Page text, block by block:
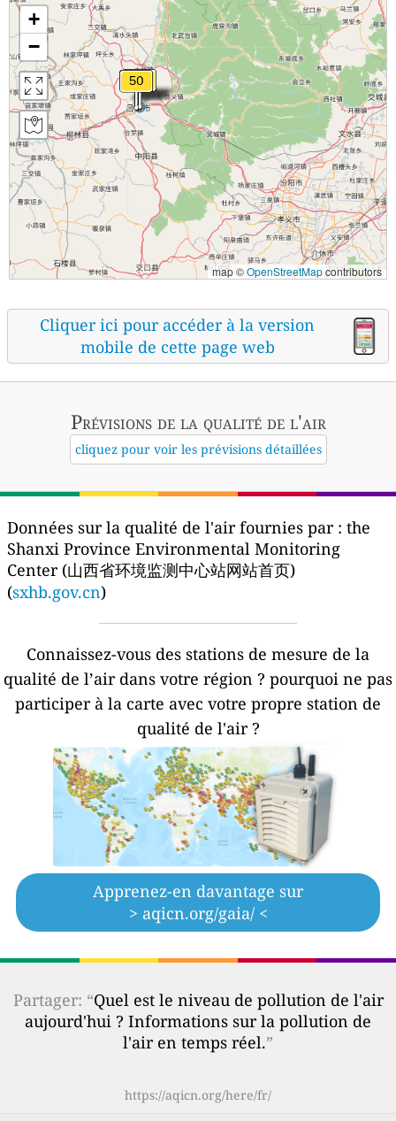
+
−
map ©OpenStreetMapcontributors
Cliquer ici pour accéder à la version
mobile de cette page web
Prévisionsde la qualité de l'air
cliquez pour voir les prévisions détaillées
Données sur la qualité de l'air fournies par : the
Shanxi Province Environmental Monitoring
Center (山西省环境监测中心站网站首页)
(sxhb.gov.cn)
Connaissez-vous des stations de mesure de la
qualité de l’air dans votre région ? pourquoi ne pas
participer à la carte avec votre propre station de
qualité de l'air ?
Apprenez-en davantage sur
> aqicn.org/gaia/ <
Partager: “Quel est le niveau de pollution de l'air
aujourd'hui ? Informations sur la pollution de
l'air en temps réel.”
https://aqicn.org/here/fr/